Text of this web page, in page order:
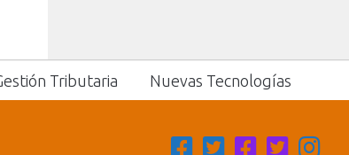
Tributaria Nuevas Tecnologías